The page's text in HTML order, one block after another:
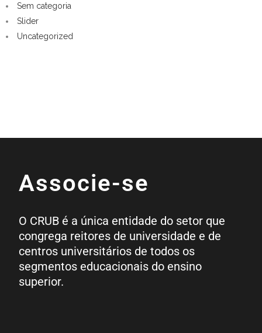
Sem categoria
Slider
Uncategorized
Associe-se
O CRUB é a única entidade do setor que
congrega reitores de universidade e de
centros universitários de todos os
segmentos educacionais do ensino
superior.